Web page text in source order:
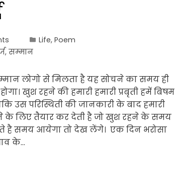
Life, Poem
, सम्मान
लोगो से मिलता है यह सोचने का समय ही
खुश रहने की हमारी हमारी प्रबृती हमें बिषम
उस परिस्थिती की जानकारी के बाद हमारी
के लिए तैयार कर देती है जो खुश रहने के समय
है समय आयेगा तो देख लेंगे। एक दिन भरोसा
के…